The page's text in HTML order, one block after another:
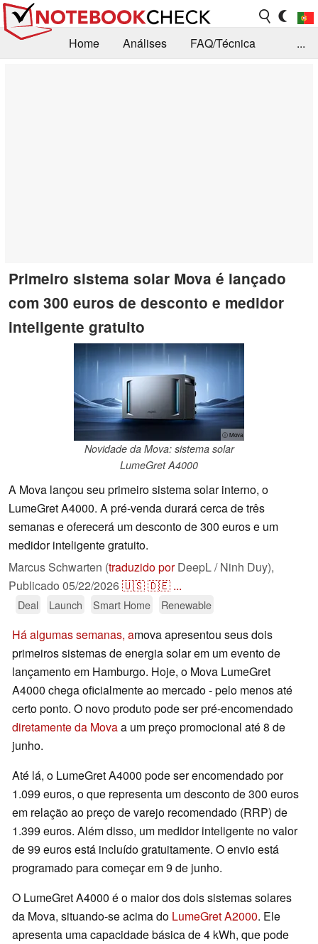
Home Análises
FAQ/Técnica
...
Primeiro sistema solar Mova é lançado
com 300 euros de desconto e medidor
inteligente gratuito
ⓘ Mova
Novidade da Mova: sistema solar
LumeGret A4000
A Mova lançou seu primeiro sistema solar interno, o
LumeGret A4000. A pré-venda durará cerca de três
semanas e oferecerá um desconto de 300 euros e um
medidor inteligente gratuito.
Marcus Schwarten (traduzido porDeepL / Ninh Duy),
Publicado 05/22/2026🇺🇸🇩🇪 ...
Deal Launch Smart Home Renewable
Há algumas semanas, amova apresentou seus dois
primeiros sistemas de energia solar em um evento de
lançamento em Hamburgo. Hoje, o Mova LumeGret
A4000 chega oficialmente ao mercado - pelo menos até
certo ponto. O novo produto pode ser pré-encomendado
diretamente da Movaa um preço promocional até 8 de
junho.
Até lá, o LumeGret A4000 pode ser encomendado por
1.099 euros, o que representa um desconto de 300 euros
em relação ao preço de varejo recomendado (RRP) de
1.399 euros. Além disso, um medidor inteligente no valor
de 99 euros está incluído gratuitamente. O envio está
programado para começar em 9 de junho.
O LumeGret A4000 é o maior dos dois sistemas solares
da Mova, situando-se acima do LumeGret A2000. Ele
apresenta uma capacidade básica de 4 kWh, que pode